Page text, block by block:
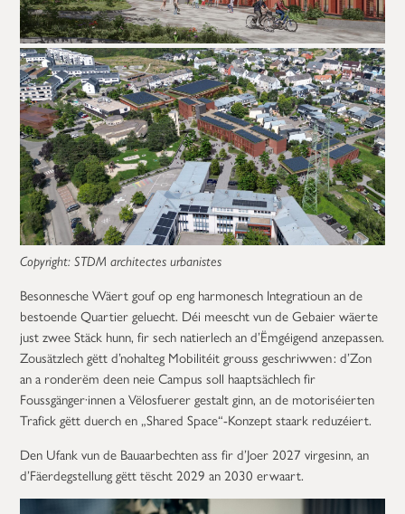
Copyright: STDM architectes urbanistes
Besonnesche Wäert gouf op eng harmonesch Integratioun an de
bestoende Quartier geluecht. Déi meescht vun de Gebaier wäerte
just zwee Stäck hunn, fir sech natierlech an d’Ëmgéigend anzepassen.
Zousätzlech gëtt d’nohalteg Mobilitéit grouss geschriwwen : d’Zon
an a ronderëm deen neie Campus soll haaptsächlech fir
Foussgänger·innen a Vëlosfuerer gestalt ginn, an de motoriséierten
Trafick gëtt duerch en „Shared Space“-Konzept staark reduzéiert.
Den Ufank vun de Bauaarbechten ass fir d’Joer 2027 virgesinn, an
d’Fäerdegstellung gëtt tëscht 2029 an 2030 erwaart.